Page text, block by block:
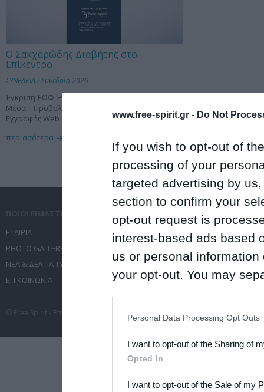
www.free-spirit.gr - Do Not
If you wish to opt-out of
processing of your
targeted advertising by
section to confirm your
opt-out request is
interest-based ads based
us or personal
your opt-out. You may
Downstream Participants
third parties.
Personal Data Processing Opt Outs
I want to opt-out of the Sharing of
Opted In
I want to opt-out of the Sale of my
Ο Σακχαρώδης Διαβήτης στο
Επίκεντρο
ΣΥΝΕΔΡΙΑ /Συνέδρια 2026
Έγκριση ΕΟΦ Έγκριση ΣΦΕΕ Kόστος Φιλοξενίας -
Μέσα Προβολής Τελικό Πρόγραμμα Δελτίο
Εγγραφής Web site συνεδρίου ΔΕΙΤΕ LIVE
περισσότερα
ΕΤΑΙΡΙΑ
PHOTO GALLERY
ΝΕΑ & ΔΕΛΤΙΑ ΤΥΠΟΥ
ΕΠΙΚΟΙΝΩΝΙΑ
ΥΠΗΡΕΣΙΕΣ ΕΠΙΚΟΙΝΩΝΙΑΣ
ΤΑΞΙΔΙΑ
ΣΥΝΕΔΡΙΑ
© Free Spirit - Επικοινωνία - Οργάνωση Εκδηλώσεων - Ταξίδια 2012-2026